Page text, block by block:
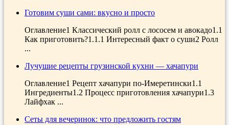
Готовим суши сами: вкусно и просто
Оглавление1 Классический ролл с лососем и авокадо1.1
Как приготовить?1.1.1 Интересный факт о суши2 Ролл
...
Лучушие рецепты грузинской кухни — хачапури
Оглавление1 Рецепт хачапури по-Имеретински1.1
Ингредиенты1.2 Процесс приготовления хачапури1.3
Лайфхак ...
Сеты для вечеринок: что предложить гостям